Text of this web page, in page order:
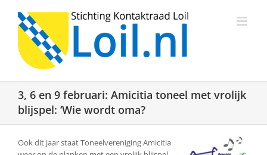
inhoud
3, 6 en 9 februari: Amicitia toneel met vrolijk
blijspel: ‘Wie wordt oma?
Ook dit jaar staat Toneelvereniging Amicitia